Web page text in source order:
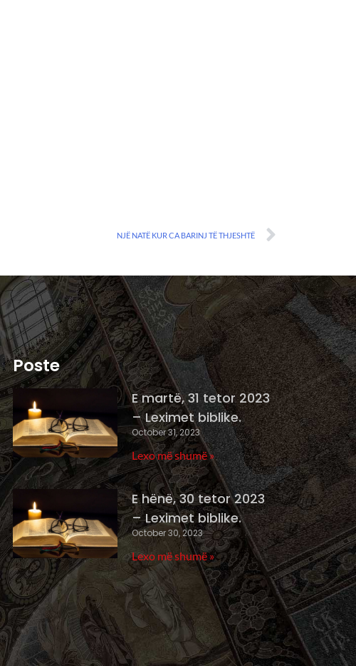
NJË NATË KUR CA BARINJ TË THJESHTË
Poste
E martë, 31 tetor 2023
– Leximet biblike.
October 31, 2023
Lexo më shumë »
E hënë, 30 tetor 2023
– Leximet biblike.
October 30, 2023
Lexo më shumë »